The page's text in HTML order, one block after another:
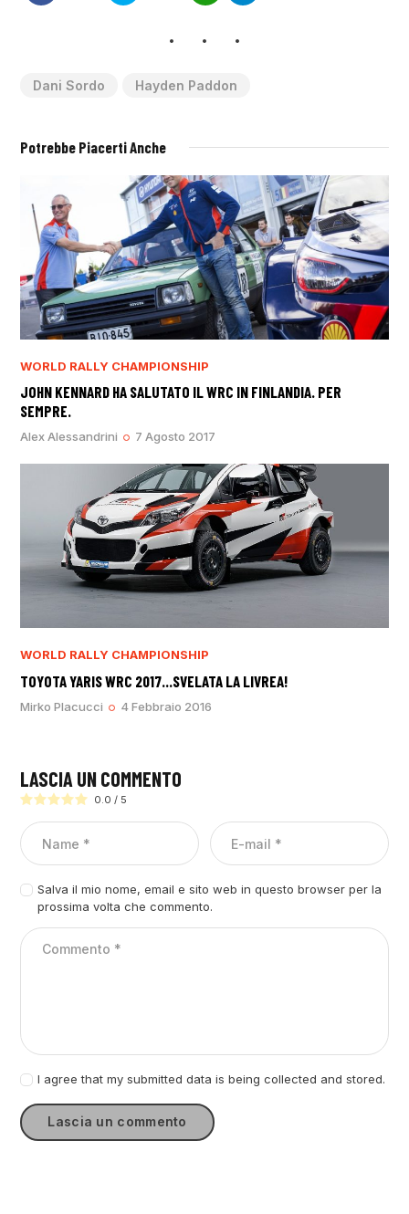
Dani Sordo Hayden Paddon
Potrebbe Piacerti Anche
WORLD RALLY CHAMPIONSHIP
JOHN KENNARD HA SALUTATO IL WRC IN FINLANDIA. PER
SEMPRE.
Alex Alessandrini 7 Agosto 2017
WORLD RALLY CHAMPIONSHIP
TOYOTA YARIS WRC 2017…SVELATA LA LIVREA!
Mirko Placucci 4 Febbraio 2016
LASCIA UN COMMENTO
0.0 / 5
Salva il mio nome, email e sito web in questo browser per la
prossima volta che commento.
I agree that my submitted data is being collected and stored.